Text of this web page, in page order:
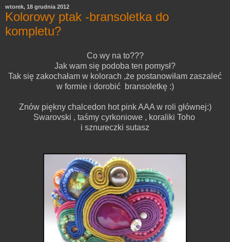
wtorek, 18 grudnia 2012
Kolorowy ptak -bransoletka do
kompletu?
Co wy na to???
Jak wam się podoba ten pomysł?
Tak się zakochałam w kolorach ,że postanowiłam zaszaleć
w formie i dorobić bransoletkę :)
Znów piękny chalcedon hot pink AAA w roli głównej:)
Swarovski , taśmy cyrkoniowe , koraliki Toho
i sznureczki sutasz